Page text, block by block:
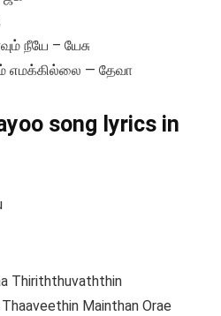
நீயே – யேசு
எமக்கில்லை — தேவா
song lyrics in
Thiriththuvaththin
Mainthan Orae